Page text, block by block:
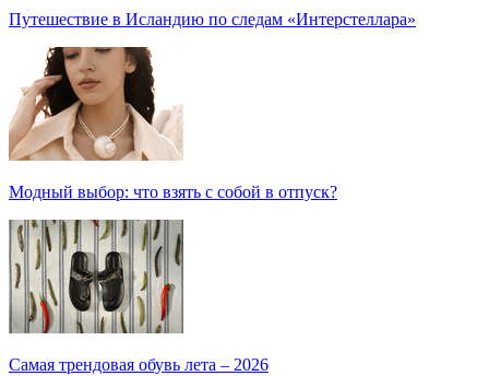
Путешествие в Исландию по следам «Интерстеллара»
Модный выбор: что взять с собой в отпуск?
Самая трендовая обувь лета – 2026